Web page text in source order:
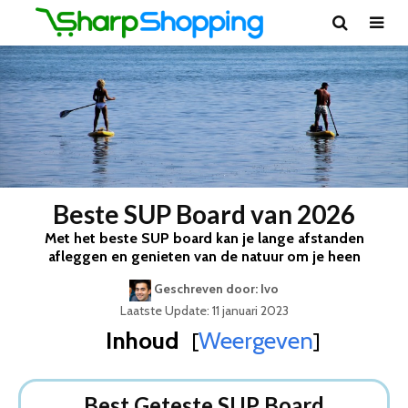
Beste SUP Board van 2026
Met het beste SUP board kan je lange afstanden
afleggen en genieten van de natuur om je heen
Geschreven door: Ivo
Laatste Update: 11 januari 2023
Inhoud [Weergeven]